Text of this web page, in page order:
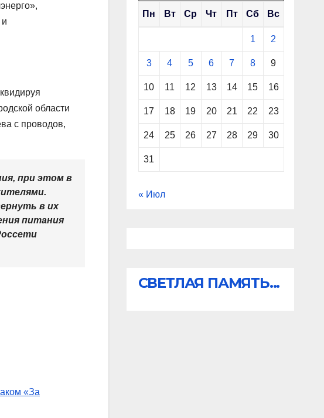
области
с проводов,
при этом в
в их
питания
«За
Пн Вт Ср Чт Пт Сб Вс
1 2
3 4 5 6 7 8 9
10 11 12 13 14 15 16
17 18 19 20 21 22 23
24 25 26 27 28 29 30
31
« Июл
СВЕТЛАЯ ПАМЯТЬ...